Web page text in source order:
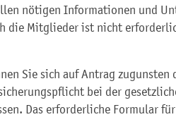
nötigen Informationen und
die Mitglieder ist nicht
Sie sich auf Antrag zugunsten
bei der
Das erforderliche Formular